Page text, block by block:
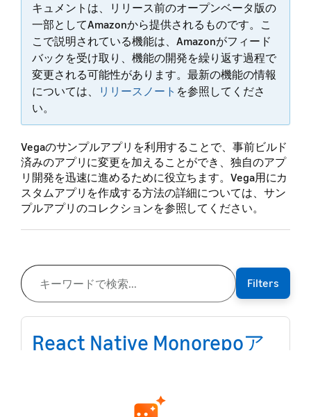
キュメントは、リリース前のオープンベータ版の
一部としてAmazonから提供されるものです。こ
こで説明されている機能は、Amazonがフィード
バックを受け取り、機能の開発を繰り返す過程で
変更される可能性があります。最新の機能の情報
については、
リリースノート を参照してくださ
い。
Vegaのサンプルアプリを利用することで、事前ビルド
済みのアプリに変更を加えることができ、独自のアプ
リ開発を迅速に進めるために役立ちます。Vega用にカ
スタムアプリを作成する方法の詳細については、サン
プルアプリのコレクションを参照してください。
Filters
React Native Monorepoア
このサンプルアプリでは、Vega Fire TV Stick、AndroidとiOSモバイ
ル、Android TVとApple TV、ネイティブMacOSなど、複数のプラッ